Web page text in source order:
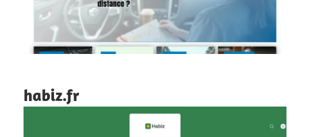
habiz.fr